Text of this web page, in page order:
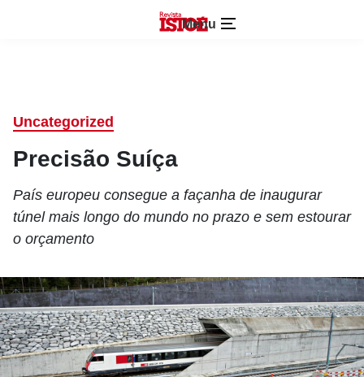
Menu
Uncategorized
Precisão Suíça
País europeu consegue a façanha de inaugurar
túnel mais longo do mundo no prazo e sem estourar
o orçamento